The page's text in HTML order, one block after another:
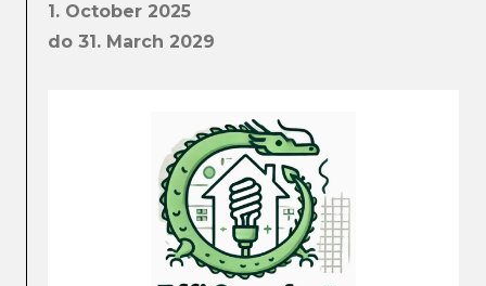
1. October 2025
do 31. March 2029